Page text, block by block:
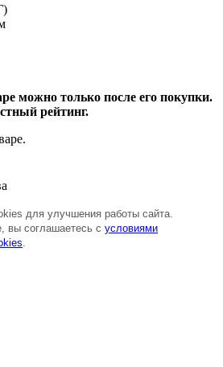
можно только после его покупки.
рейтинг.
для улучшения работы сайта.
вы соглашаетесь с условиями
.